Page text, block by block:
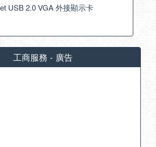
USB 2.0 VGA 外接顯示卡
工商服務 - 廣告